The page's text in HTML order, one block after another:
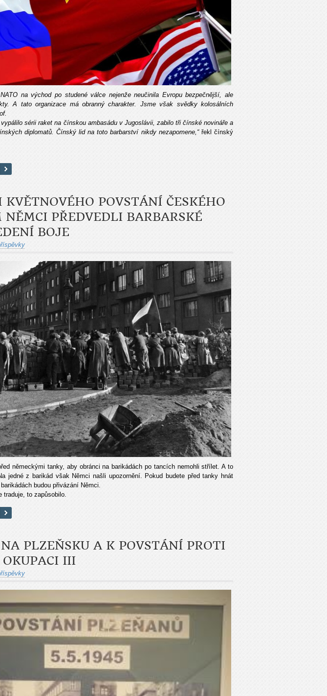
na východ po studené válce nejenže neučinila Evropu bezpečnější, ale
A tato organizace má obranný charakter.
Jsme však svědky kolosálních
sérii raket na čínskou ambasádu v Jugoslávii, zabilo tři čínské novináře a
diplomatů. Čínský lid na toto barbarství nikdy nezapomene,“řekl čínský
KVĚTNOVÉHO POVSTÁNÍ ČESKÉHO
PŘEDVEDLI BARBARSKÉ
BOJE
německými tanky, aby obránci na barikádách po tancích nemohli střílet. A to
jedné z barikád však Němci našli upozornění. Pokud budete před tanky hnát
budou přivázání Němci.
traduje, to zapůsobilo.
PLZEŇSKU A K POVSTÁNÍ PROTI
OKUPACI III